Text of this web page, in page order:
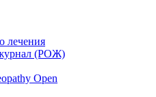
лечения
журнал (РОЖ)
Open